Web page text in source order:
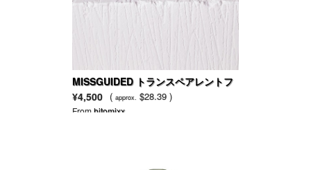
MISSGUIDED トランスペアレントフ
レーム グレイ サングラス
¥4,500 ( approx. $28.39 )
Fromhitomixx